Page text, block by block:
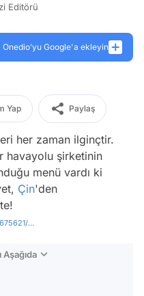
Editörü
Onedio’yu Google'a ekleyin
Yap Paylaş
her zaman ilginçtir.
havayolu şirketinin
menü vardı ki
Çin'den
...